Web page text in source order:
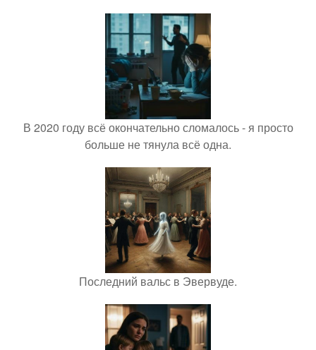
В 2020 году всё окончательно сломалось - я просто
больше не тянула всё одна.
Последний вальс в Эвервуде.